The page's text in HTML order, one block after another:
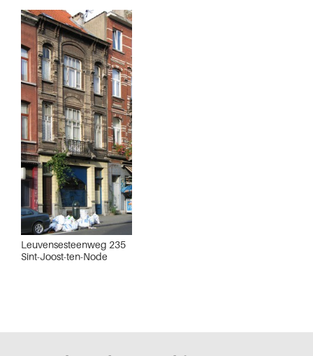
Leuvensesteenweg 235
Sint-Joost-ten-Node